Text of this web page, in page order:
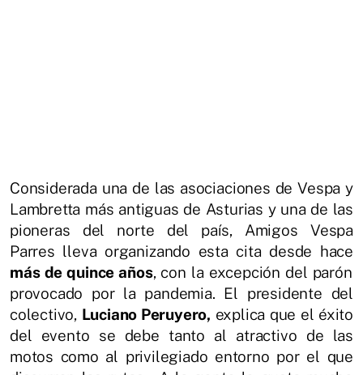
Considerada una de las asociaciones de Vespa y
Lambretta más antiguas de Asturias y una de las
pioneras del norte del país, Amigos Vespa
Parres lleva organizando esta cita desde hace
más de quince años, con la excepción del parón
provocado por la pandemia. El presidente del
colectivo, Luciano Peruyero, explica que el éxito
del evento se debe tanto al atractivo de las
motos como al privilegiado entorno por el que